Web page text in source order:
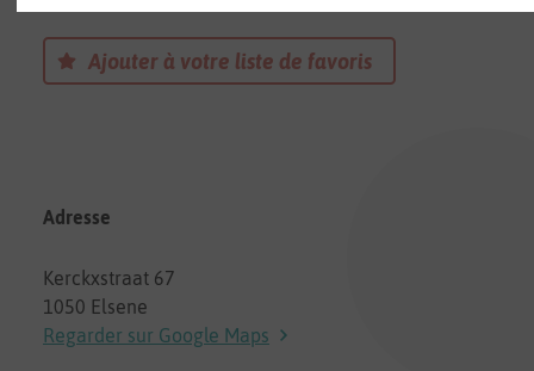
Ajouter à votre liste de favoris
Adresse
Kerckxstraat 67
1050 Elsene
Regarder sur Google Maps